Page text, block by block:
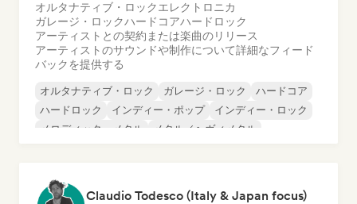
オルタナティブ・ロックエレクトロニカ
ガレージ・ロックハードコアハードロック
アーティストとの契約または楽曲のリリース
アーティストのサウンドや制作について詳細なフィード
バックを提供する
オルタナティブ・ロック ガレージ・ロック
ハードコア
ハードロック
インディー・ポップ
インディー・ロック
メロディック・メタル
メタル／ヘヴィメタル
Claudio Todesco (Italy & Japan focus)